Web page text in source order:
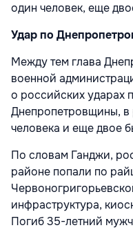
один человек, еще
Удар по
Между тем глава
военной
о российских ударах
Днепропетровщины, в
человека и еще двое
По словам Ганджи,
районе попали по
инфраструктура,
Погиб 35-летний